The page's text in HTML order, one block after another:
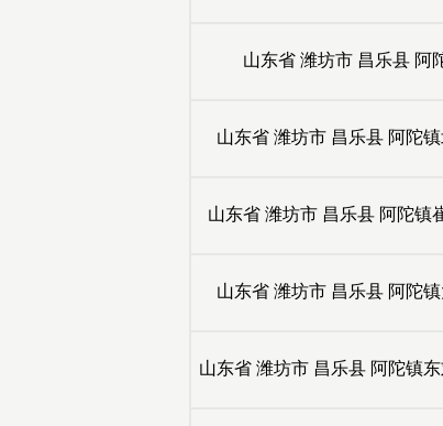
山东省 潍坊市 昌乐县 阿
山东省 潍坊市 昌乐县 阿陀
山东省 潍坊市 昌乐县 阿陀镇
山东省 潍坊市 昌乐县 阿陀
山东省 潍坊市 昌乐县 阿陀镇